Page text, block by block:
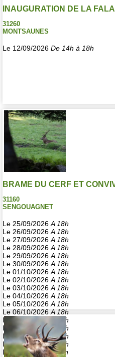
INAUGURATION DE LA
31260
MONTSAUNES
Le 12/09/2026 De 14h à 18h
BRAME DU CERF ET
31160
SENGOUAGNET
Le 25/09/2026 A 18h
Le 26/09/2026 A 18h
Le 27/09/2026 A 18h
Le 28/09/2026 A 18h
Le 29/09/2026 A 18h
Le 30/09/2026 A 18h
Le 01/10/2026 A 18h
Le 02/10/2026 A 18h
Le 03/10/2026 A 18h
Le 04/10/2026 A 18h
Le 05/10/2026 A 18h
Le 06/10/2026A 18h
Le 07/10/2026
A 18h
Le 08/10/2026A 18h
Le 09/10/2026A 18h
Le 10/10/2026A 18h
Le 11/10/2026A 18h